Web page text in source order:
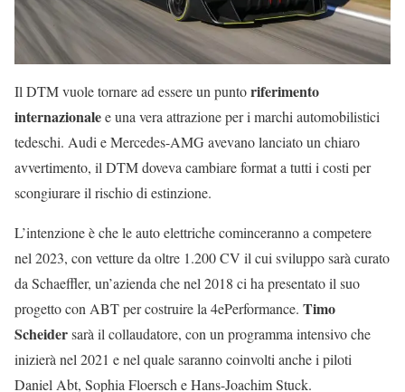
Il DTM vuole tornare ad essere un puntoriferimento
internazionalee una vera attrazione per i marchi automobilistici
tedeschi. Audi e Mercedes-AMG avevano lanciato un chiaro
avvertimento, il DTM doveva cambiare format a tutti i costi per
scongiurare il rischio di estinzione.
L’intenzione è che le auto elettriche cominceranno a competere
nel 2023, con vetture da oltre 1.200 CV il cui sviluppo sarà curato
da Schaeffler, un’azienda che nel 2018 ci ha presentato il suo
progetto con ABT per costruire la 4ePerformance. Timo
Scheidersarà il collaudatore, con un programma intensivo che
inizierà nel 2021 e nel quale saranno coinvolti anche i piloti
Daniel Abt, Sophia Floersch e Hans-Joachim Stuck.